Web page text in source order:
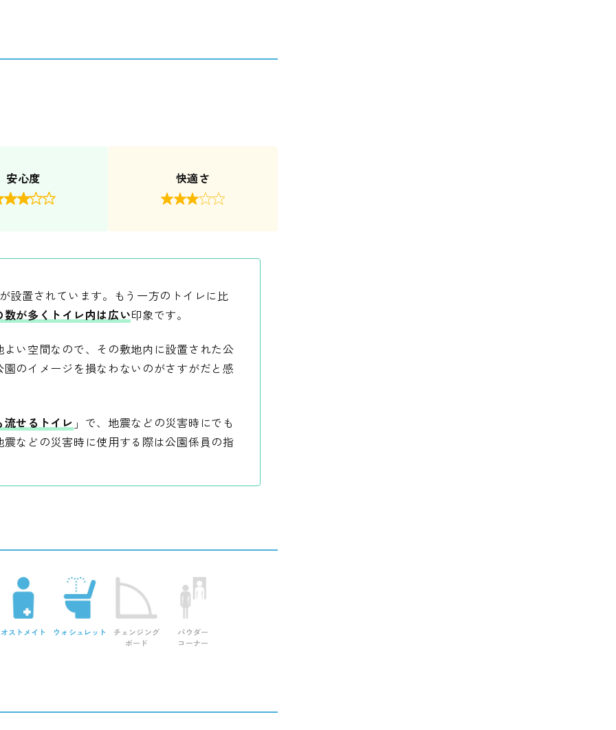
安心度 快適さ

設置されています。もう一方のトイレに比
が多くトイレ内は広い印象です。
い空間なので、その敷地内に設置された公
のイメージを損なわないのがさすがだと感
せるトイレ 」で、地震などの災害時にでも
などの災害時に使用する際は公園係員の指
オストメイト ウォシュレット
チェンジング
ボード
パウダー
コーナー